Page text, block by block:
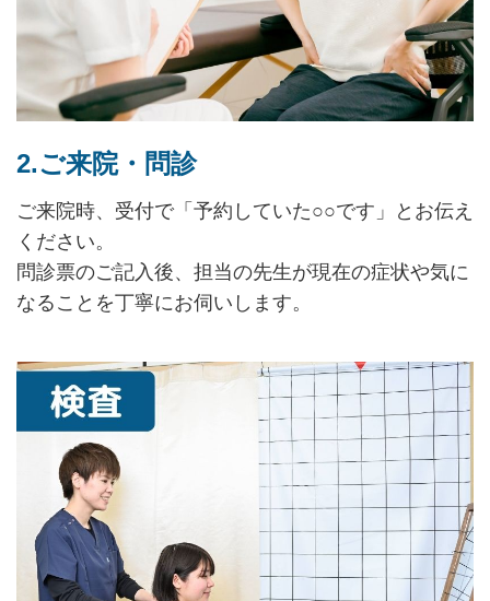
2.ご来院・問診
ご来院時、受付で「予約していた○○です」とお伝え
ください。
問診票のご記入後、担当の先生が現在の症状や気に
なることを丁寧にお伺いします。